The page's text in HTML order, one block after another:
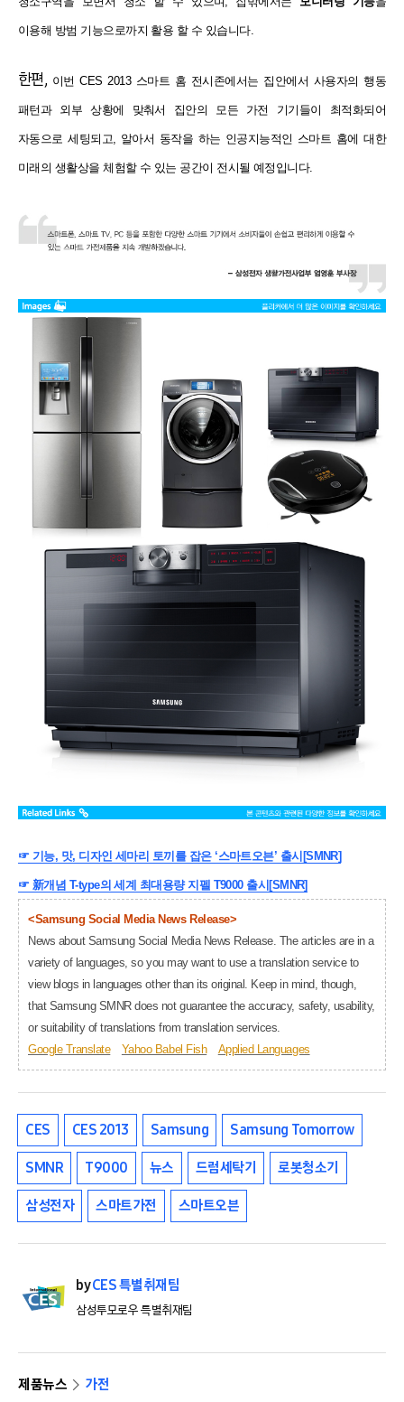
이용해 방범 기능으로까지 활용 할 수 있습니다.
한편, 이번 CES 2013 스마트 홈 전시존에서는 집안에서 사용자의 행동
패턴과 외부 상황에 맞춰서 집안의 모든 가전 기기들이 최적화되어
자동으로세팅되고, 알아서 동작을 하는 인공지능적인 스마트 홈에 대한
미래의 생활상을 체험할 수 있는 공간이 전시될 예정입니다.
☞ 기능, 맛, 디자인 세마리 토끼를 잡은 ‘스마트오븐’ 출시[SMNR]
☞ 新개념 T-type의 세계 최대용량 지펠 T9000 출시[SMNR]
<Samsung Social Media News Release>
News about Samsung Social Media News Release. The articles are in a
variety of languages, so you may want to use a translation service to
view blogs in languages other than its original. Keep in mind, though,
that Samsung SMNR does not guarantee the accuracy, safety, usability,
or suitability of translations from translation services.
Google Translate
Yahoo Babel Fish Applied Languages
CES CES 2013 Samsung Samsung Tomorrow
SMNR T9000 뉴스 드럼세탁기 로봇청소기
삼성전자 스마트가전 스마트오븐
byCES 특별취재팀
삼성투모로우 특별취재팀
제품뉴스
가전